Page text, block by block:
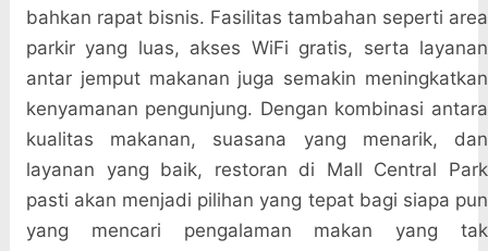
bahkan rapat bisnis. Fasilitas tambahan seperti area
parkir yang luas, akses WiFi gratis, serta layanan
antar jemput makanan juga semakin meningkatkan
kenyamanan pengunjung. Dengan kombinasi antara
kualitas makanan, suasana yang menarik, dan
layanan yang baik, restoran di Mall Central Park
pasti akan menjadi pilihan yang tepat bagi siapa pun
yang mencari pengalaman makan yang tak